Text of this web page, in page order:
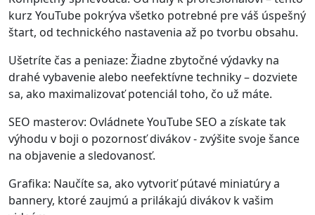
kurz YouTube pokrýva všetko potrebné pre váš úspešný
štart, od technického nastavenia až po tvorbu obsahu.
Ušetríte čas a peniaze: Žiadne zbytočné výdavky na
drahé vybavenie alebo neefektívne techniky – dozviete
sa, ako maximalizovať potenciál toho, čo už máte.
SEO masterov: Ovládnete YouTube SEO a získate tak
výhodu v boji o pozornosť divákov - zvýšite svoje šance
na objavenie a sledovanosť.
Grafika: Naučíte sa, ako vytvoriť pútavé miniatúry a
bannery, ktoré zaujmú a prilákajú divákov k vašim